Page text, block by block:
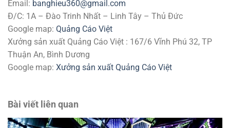
Email: banghieu360@gmail.com
Đ/C: 1A – Đào Trinh Nhất – Linh Tây – Thủ Đức
Google map: Quảng Cáo Việt
Xưởng sản xuất Quảng Cáo Việt : 167/6 Vĩnh Phú 32, TP
Thuận An, Bình Dương
Google map: Xưởng sản xuất Quảng Cáo Việt
Bài viết liên quan